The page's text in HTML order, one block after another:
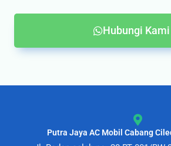
Hubungi Kami
Putra Jaya AC Mobil Cabang